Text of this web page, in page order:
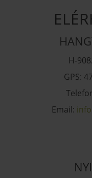
H-
GPS:
Email: